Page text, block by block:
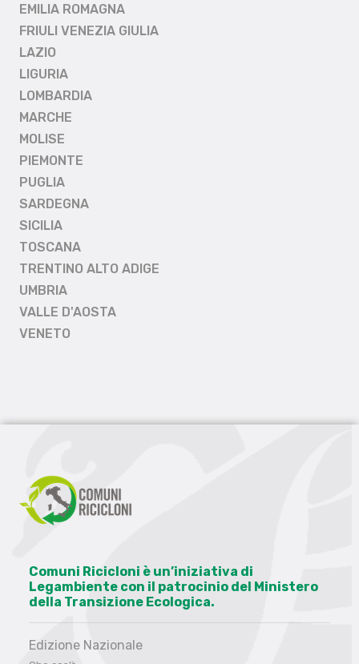
EMILIA ROMAGNA
FRIULI VENEZIA GIULIA
LAZIO
LIGURIA
LOMBARDIA
MARCHE
MOLISE
PIEMONTE
PUGLIA
SARDEGNA
SICILIA
TOSCANA
TRENTINO ALTO ADIGE
UMBRIA
VALLE D'AOSTA
VENETO
Comuni Ricicloni è un’iniziativa di
Legambiente con il patrocinio del Ministero
della Transizione Ecologica.
Edizione Nazionale